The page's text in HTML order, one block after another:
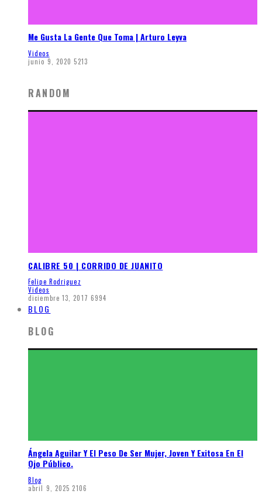
Me Gusta La Gente Que Toma | Arturo Leyva
Videos
junio 9, 2020 5213
RANDOM
CALIBRE 50 | CORRIDO DE JUANITO
Felipe Rodriguez
Videos
diciembre 13, 2017 6994
BLOG
BLOG
Ángela Aguilar Y El Peso De Ser Mujer, Joven Y Exitosa En El
Ojo Público.
Blog
abril 9, 2025 2106